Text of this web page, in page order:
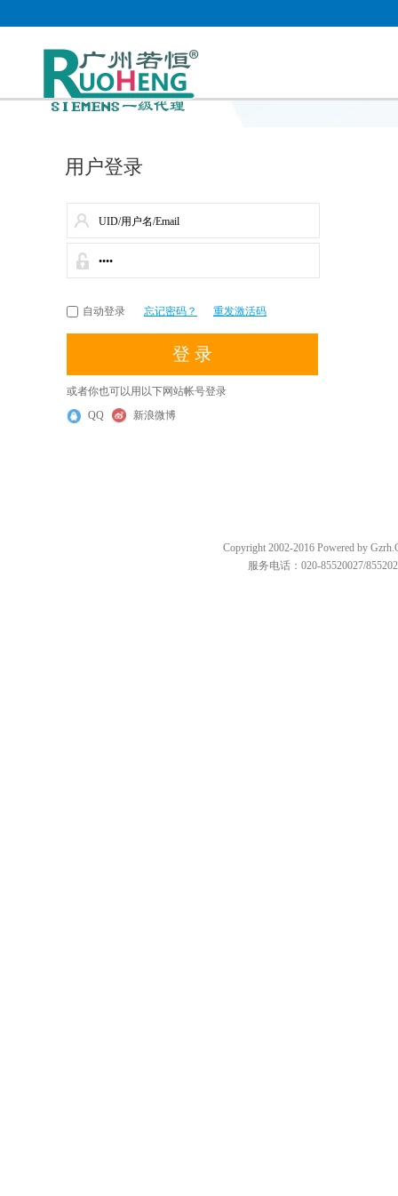
用户登录
自动登录 忘记密码？ 重发激活码
或者你也可以用以下网站帐号登录
QQ
新浪微博
Copyright 2002-2016 Powered by
服务电话：020-85520027/